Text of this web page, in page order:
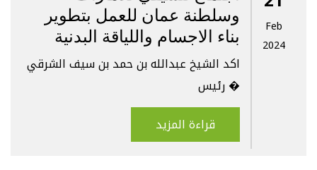
وسلطنة عمان للعمل بتطوير
بناء الاجسام واللياقة البدنية
اكد الشيخ عبدالله بن حمد بن سيف الشرقي
رئيس �
قراءة المزيد
Feb
2024